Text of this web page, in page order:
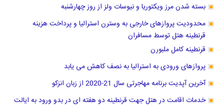
بسته شدن مرز ویکتوریا و نیوسات ولز از روز چهارشنبه
محدودیت پروازهای خارجی به وسترن استرالیا و پرداخت هزینه
قرنطینه هتل توسط مسافران
قرنطینه کامل ملبورن
پروازهای ورودی به استرالیا به نصف کاهش می یابد
آخرین آپدیت برنامه مهاجرتی سال 21-2020 از زبان انزکو
خدمات اقامت در هتل جهت قرنطینه دو هفته ای در بدو ورود به ایالت